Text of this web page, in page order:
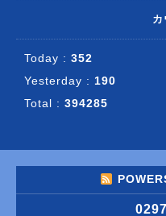
カ
Today : 352
Yesterday : 190
Total : 394285